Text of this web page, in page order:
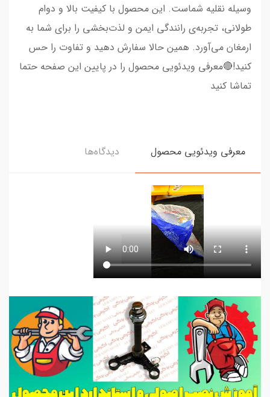
وسیله نقلیه شماست. این محصول با کیفیت بالا و دوام
طولانی، تجربه‌ی رانندگی ایمن و لذت‌بخشی را برای شما به
ارمغان می‌آورد. همین حالا سفارش دهید و تفاوت را حس
کنید!🔴معرفی ویدئویی محصول را در پایین این صفحه حتما
تماشا کنید
معرفی ویدئویی محصول دیدگاه‌ها